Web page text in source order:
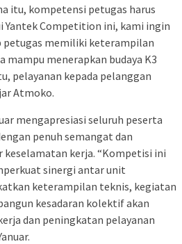
itu, kompetensi petugas harus
Yantek Competition ini, kami ingin
petugas memiliki keterampilan
mampu menerapkan budaya K3
pelayanan kepada pelanggan
Atmoko.
mengapresiasi seluruh peserta
penuh semangat dan
kerja. “Kompetisi ini
sinergi antar unit
keterampilan teknis, kegiatan
kesadaran kolektif akan
dan peningkatan pelayanan